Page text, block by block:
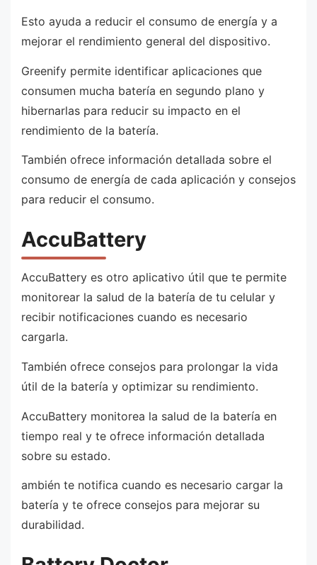
Esto ayuda a reducir el consumo de energía y a
mejorar el rendimiento general del dispositivo.
Greenify permite identificar aplicaciones que
consumen mucha batería en segundo plano y
hibernarlas para reducir su impacto en el
rendimiento de la batería.
También ofrece información detallada sobre el
consumo de energía de cada aplicación y consejos
para reducir el consumo.
AccuBattery
AccuBattery es otro aplicativo útil que te permite
monitorear la salud de la batería de tu celular y
recibir notificaciones cuando es necesario
cargarla.
También ofrece consejos para prolongar la vida
útil de la batería y optimizar su rendimiento.
AccuBattery monitorea la salud de la batería en
tiempo real y te ofrece información detallada
sobre su estado.
ambién te notifica cuando es necesario cargar la
batería y te ofrece consejos para mejorar su
durabilidad.